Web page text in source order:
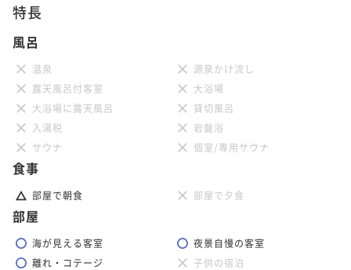
特長
風呂
温泉
源泉かけ流し
露天風呂付客室
大浴場
大浴場に露天風呂
貸切風呂
入湯税
岩盤浴
サウナ
個室/専用サウナ
食事
部屋で朝食 部屋で夕食
部屋
海が見える客室
夜景自慢の客室
離れ・コテージ
子供の宿泊